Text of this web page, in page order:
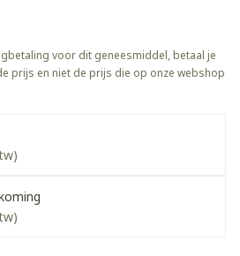
voor dit geneesmiddel, betaal je
prijs en niet de prijs die op onze webshop